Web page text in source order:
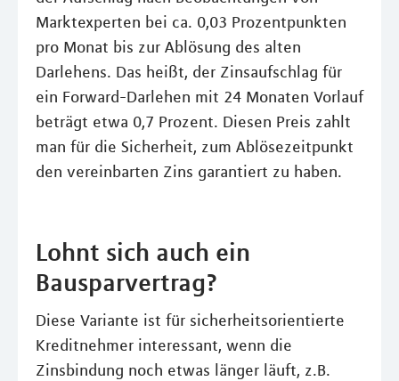
Marktexperten bei ca. 0,03 Prozentpunkten
pro Monat bis zur Ablösung des alten
Darlehens. Das heißt, der Zinsaufschlag für
ein Forward-Darlehen mit 24 Monaten Vorlauf
beträgt etwa 0,7 Prozent. Diesen Preis zahlt
man für die Sicherheit, zum Ablösezeitpunkt
den vereinbarten Zins garantiert zu haben.
Lohnt sich auch ein
Bausparvertrag?
Diese Variante ist für sicherheitsorientierte
Kreditnehmer interessant, wenn die
Zinsbindung noch etwas länger läuft, z.B.